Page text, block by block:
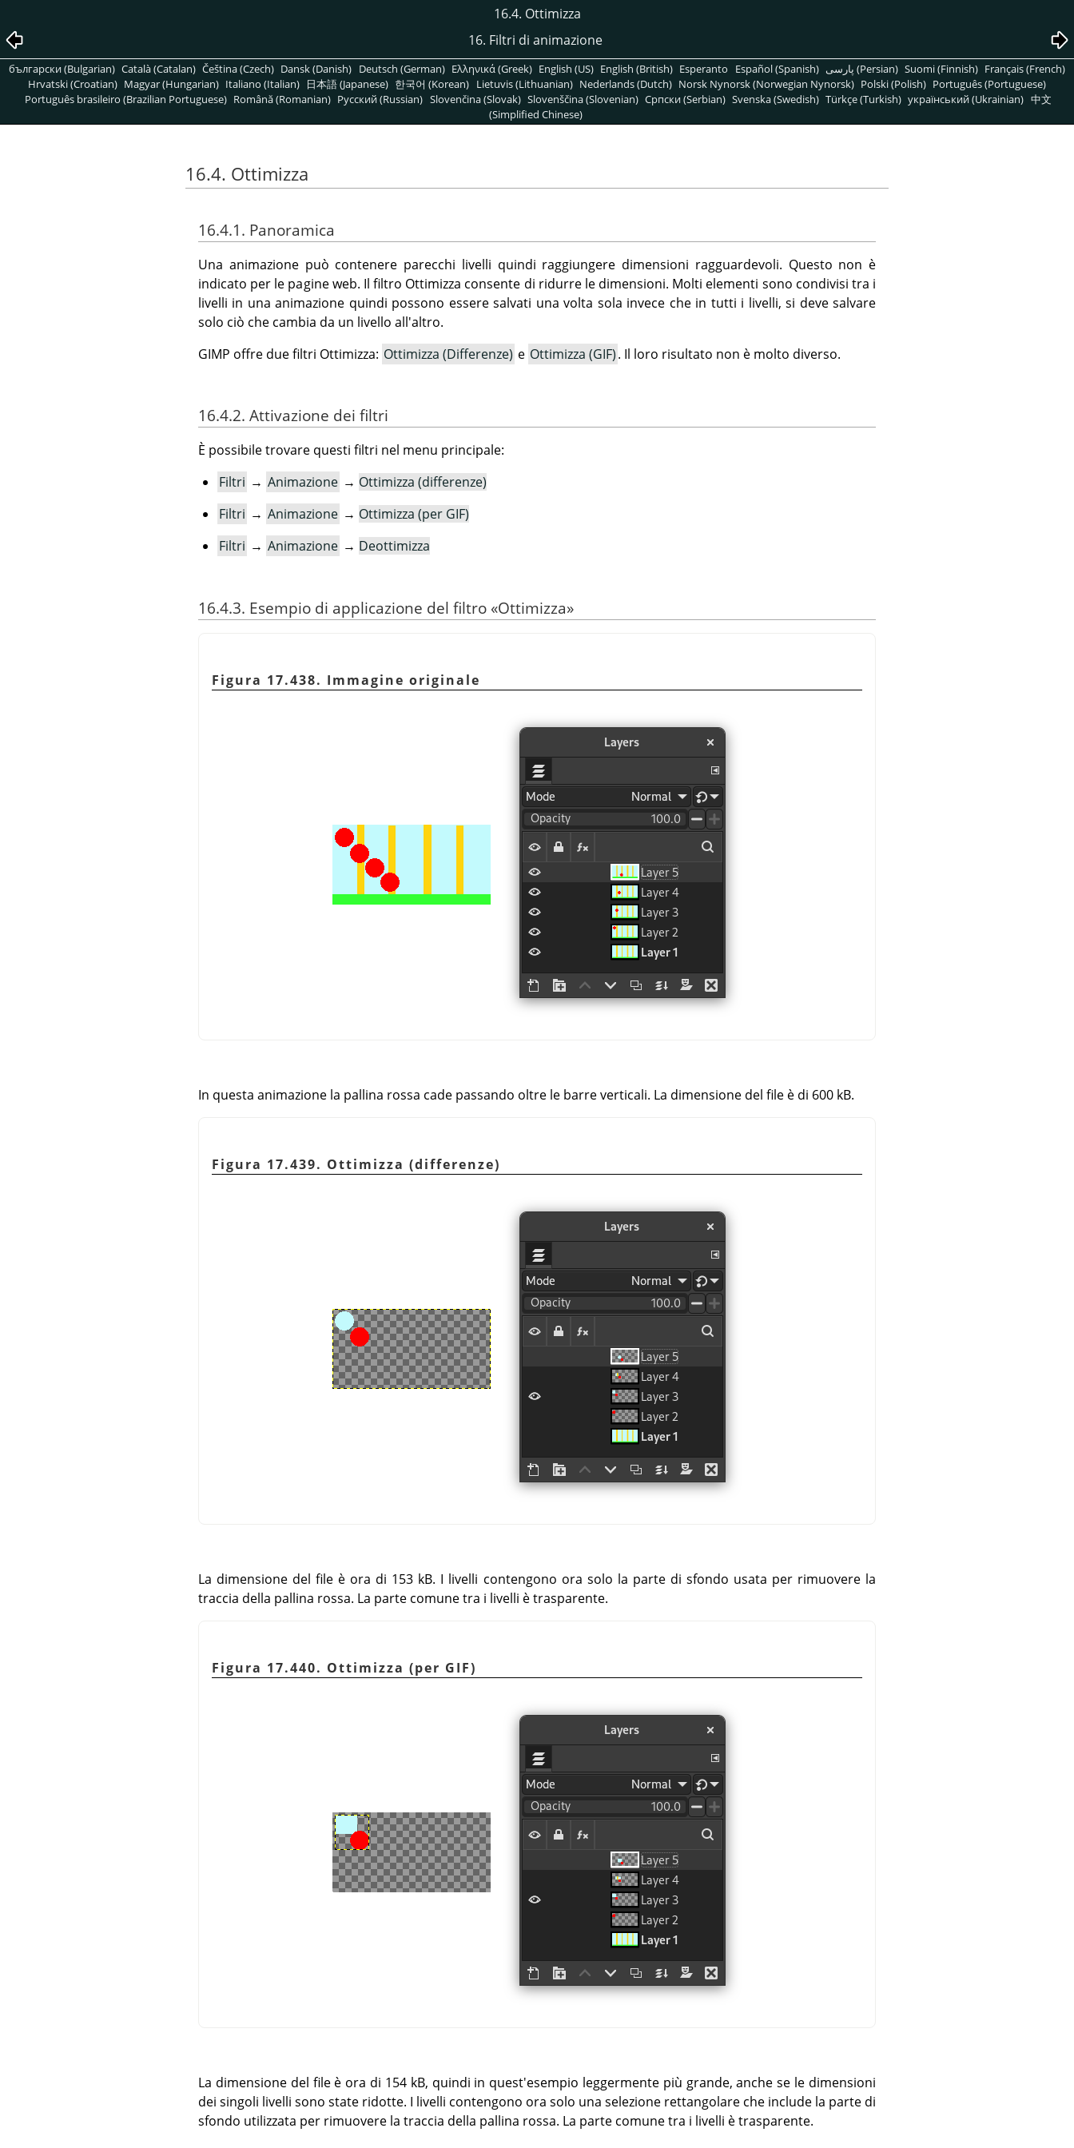
16.4. Ottimizza
16. Filtri di animazione
български (Bulgarian) Català (Catalan) Čeština (Czech) Dansk (Danish) Deutsch (German) Ελληνικά (Greek) English (US) English (British) Esperanto Español (Spanish) پارسی (Persian) Suomi (Finnish) Français (French)
Hrvatski (Croatian) Magyar (Hungarian) Italiano (Italian) 日本語 (Japanese) 한국어 (Korean) Lietuvis (Lithuanian) Nederlands (Dutch) Norsk Nynorsk (Norwegian Nynorsk) Polski (Polish) Português (Portuguese)
Português brasileiro (Brazilian Portuguese) Română (Romanian) Pусский (Russian) Slovenčina (Slovak) Slovenščina (Slovenian) Српски (Serbian) Svenska (Swedish) Türkçe (Turkish) український (Ukrainian) 中文
(Simplified Chinese)
16.4. Ottimizza
16.4.1. Panoramica
Una animazione può contenere parecchi livelli quindi raggiungere dimensioni ragguardevoli. Questo non è
indicato per le pagine web. Il filtro Ottimizza consente di ridurre le dimensioni. Molti elementi sono condivisi tra i
livelli in una animazione quindi possono essere salvati una volta sola invece che in tutti i livelli, si deve salvare
solo ciò che cambia da un livello all'altro.
GIMP offre due filtri Ottimizza: Ottimizza (Differenze) e Ottimizza (GIF). Il loro risultato non è molto diverso.
16.4.2. Attivazione dei filtri
È possibile trovare questi filtri nel menu principale:
Filtri → Animazione → Ottimizza (differenze)
Filtri → Animazione → Ottimizza (per GIF)
Filtri → Animazione → Deottimizza
16.4.3. Esempio di applicazione del filtro «Ottimizza»
Figura 17.438. Immagine originale
In questa animazione la pallina rossa cade passando oltre le barre verticali. La dimensione del file è di 600 kB.
Figura 17.439. Ottimizza (differenze)
La dimensione del file è ora di 153 kB. I livelli contengono ora solo la parte di sfondo usata per rimuovere la
traccia della pallina rossa. La parte comune tra i livelli è trasparente.
Figura 17.440. Ottimizza (per GIF)
La dimensione del file è ora di 154 kB, quindi in quest'esempio leggermente più grande, anche se le dimensioni
dei singoli livelli sono state ridotte. I livelli contengono ora solo una selezione rettangolare che include la parte di
sfondo utilizzata per rimuovere la traccia della pallina rossa. La parte comune tra i livelli è trasparente.